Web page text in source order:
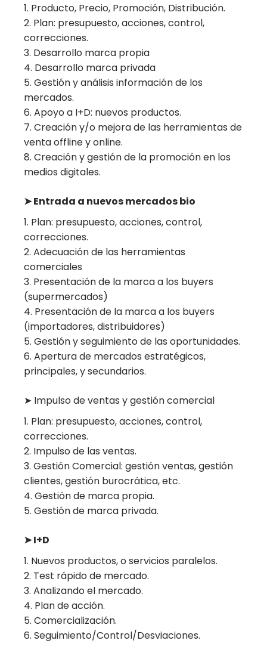
Producto, Precio, Promoción, Distribución.
Plan: presupuesto, acciones, control,
correcciones.
Desarrollo marca propia
Desarrollo marca privada
Gestión y análisis información de los
mercados.
Apoyo a I+D: nuevos productos.
Creación y/o mejora de las herramientas de
venta offline y online.
Creación y gestión de la promoción en los
medios digitales.
➤ Entrada a nuevos mercados bio
Plan: presupuesto, acciones, control,
correcciones.
Adecuación de las herramientas
comerciales
Presentación de la marca a los buyers
(supermercados)
Presentación de la marca a los buyers
(importadores, distribuidores)
Gestión y seguimiento de las oportunidades.
Apertura de mercados estratégicos,
principales, y secundarios.
➤ Impulso de ventas y gestión comercial
Plan: presupuesto, acciones, control,
correcciones.
Impulso de las ventas.
Gestión Comercial: gestión ventas, gestión
clientes, gestión burocrática, etc.
Gestión de marca propia.
Gestión de marca privada.
➤ I+D
Nuevos productos, o servicios paralelos.
Test rápido de mercado.
Analizando el mercado.
Plan de acción.
Comercialización.
Seguimiento/Control/Desviaciones.